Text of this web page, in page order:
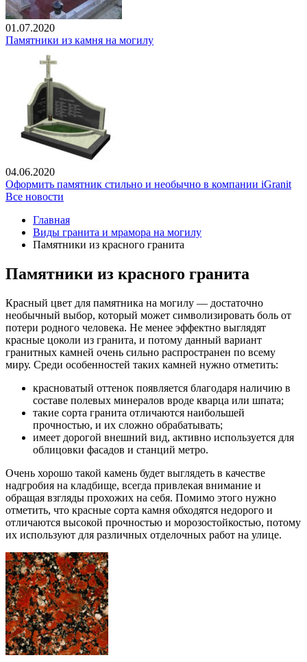
01.07.2020
Памятники из камня на могилу
04.06.2020
Оформить памятник стильно и необычно в компании iGranit
Все новости
Главная
Виды гранита и мрамора на могилу
Памятники из красного гранита
Памятники из красного гранита
Красный цвет для памятника на могилу — достаточно
необычный выбор, который может символизировать боль от
потери родного человека. Не менее эффектно выглядят
красные цоколи из гранита, и потому данный вариант
гранитных камней очень сильно распространен по всему
миру. Среди особенностей таких камней нужно отметить:
красноватый оттенок появляется благодаря наличию в
составе полевых минералов вроде кварца или шпата;
такие сорта гранита отличаются наибольшей
прочностью, и их сложно обрабатывать;
имеет дорогой внешний вид, активно используется для
облицовки фасадов и станций метро.
Очень хорошо такой камень будет выглядеть в качестве
надгробия на кладбище, всегда привлекая внимание и
обращая взгляды прохожих на себя. Помимо этого нужно
отметить, что красные сорта камня обходятся недорого и
отличаются высокой прочностью и морозостойкостью, потому
их используют для различных отделочных работ на улице.